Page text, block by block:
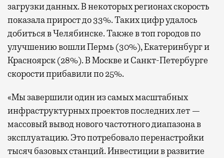
загрузки данных. В некоторых регионах скорость
показала прирост до 33%. Таких цифр удалось
добиться в Челябинске. Также в топ городов по
улучшению вошли Пермь (30%), Екатеринбург и
Красноярск (28%). В Москве и Санкт-Петербурге
скорости прибавили по 25%.
«Мы завершили один из самых масштабных
инфраструктурных проектов последних лет —
массовый вывод нового частотного диапазона в
эксплуатацию. Это потребовало перенастройки
тысяч базовых станций. Инвестиции в развитие